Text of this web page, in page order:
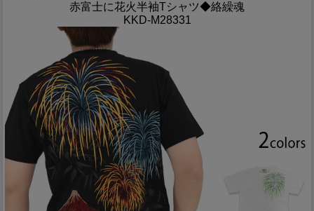
赤富士に花火半袖Tシャツ◆絡繰魂
KKD-M28331